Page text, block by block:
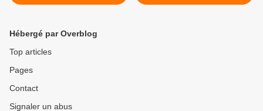
Hébergé par Overblog
Top articles
Pages
Contact
Signaler un abus